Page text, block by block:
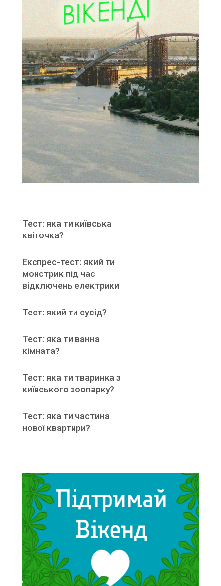
Тест: яка ти київська
квіточка?
Експрес-тест: який ти
монстрик під час
відключень електрики
Тест: який ти сусід?
Тест: яка ти ванна
кімната?
Тест: яка ти тваринка з
київського зоопарку?
Тест: яка ти частина
нової квартири?